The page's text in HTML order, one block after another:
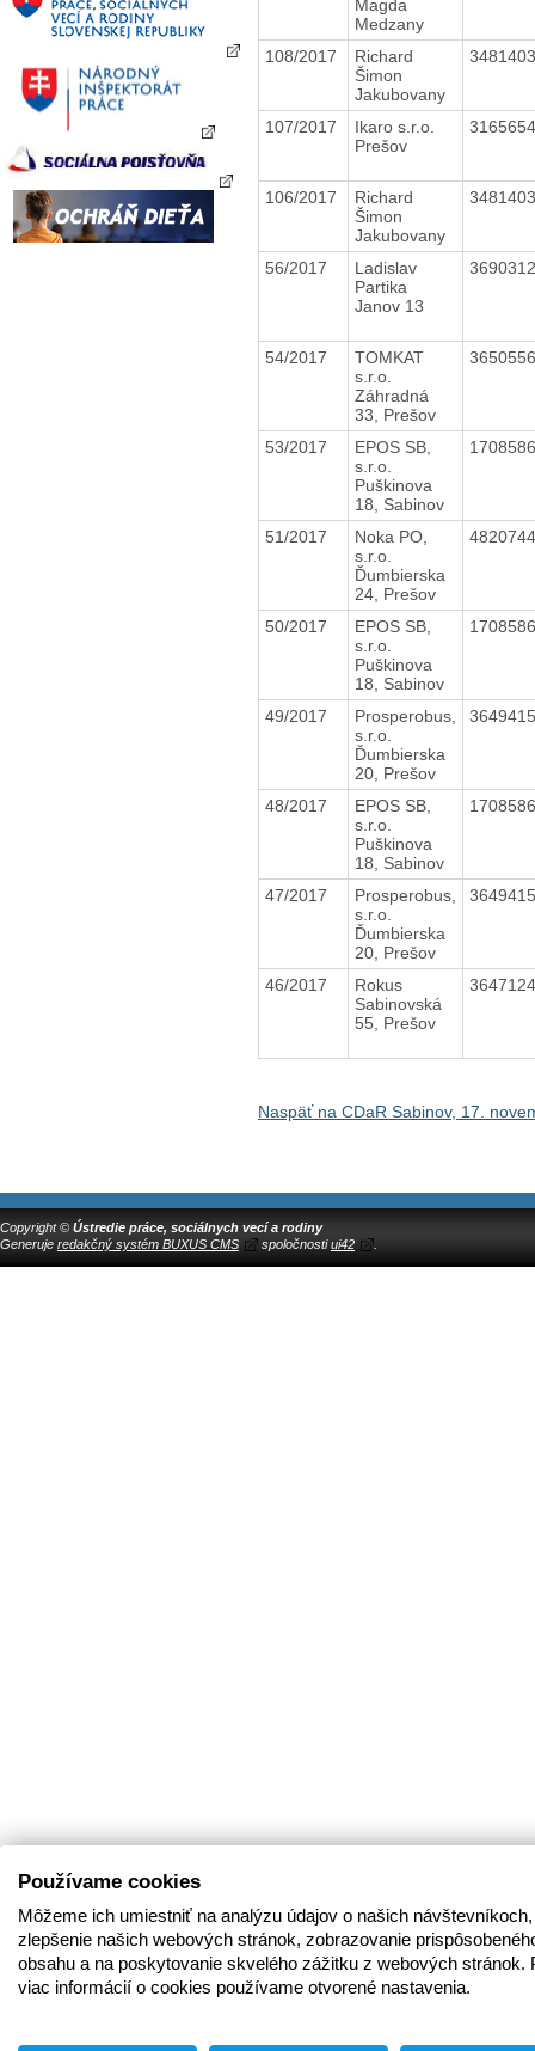
Magda
Medzany
108/2017
Richard
Šimon
Jakubovany
107/2017
Ikaro s.r.o.
Prešov
106/2017
Richard
Šimon
Jakubovany
56/2017
Ladislav
Partika
Janov 13
54/2017
TOMKAT
s.r.o.
Záhradná
33, Prešov
53/2017
EPOS SB,
s.r.o.
Puškinova
18, Sabinov
51/2017
Noka PO,
s.r.o.
Ďumbierska
24, Prešov
50/2017
EPOS SB,
s.r.o.
Puškinova
18, Sabinov
49/2017
Prosperobus,
s.r.o.
Ďumbierska
20, Prešov
48/2017
EPOS SB,
s.r.o.
Puškinova
18, Sabinov
47/2017
Prosperobus,
s.r.o.
Ďumbierska
20, Prešov
46/2017
Rokus
Sabinovská
55, Prešov
Naspäť na CDaR Sabinov, 17.
Copyright © Ústredie práce, sociálnych vecí a rodiny
Generuje redakčný systém BUXUS CMS spoločnostiui42
Používame cookies
Môžeme ich umiestniť na analýzu údajov o našich
zlepšenie našich webových stránok, zobrazovanie
obsahu a na poskytovanie skvelého zážitku z webových stránok.
viac informácií o cookies používame otvorené nastavenia.